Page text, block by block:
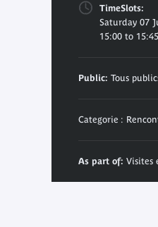
TimeSlots:
Saturday 07
15:00 to 15:45
Public: Tous
Categorie :
As part of: Visites